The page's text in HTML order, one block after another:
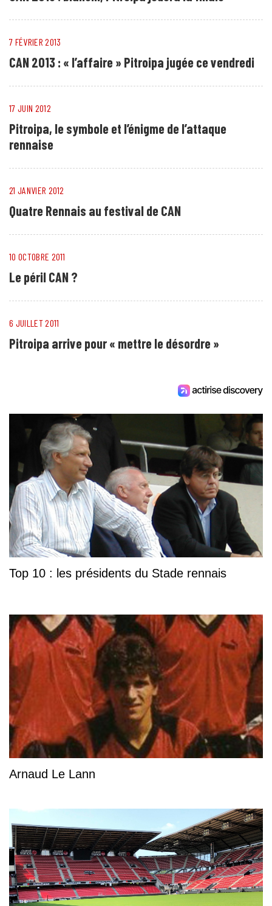
7 FÉVRIER 2013
CAN 2013 : « l’affaire » Pitroipa jugée ce vendredi
17 JUIN 2012
Pitroipa, le symbole et l’énigme de l’attaque
rennaise
21 JANVIER 2012
Quatre Rennais au festival de CAN
10 OCTOBRE 2011
Le péril CAN ?
6 JUILLET 2011
Pitroipa arrive pour « mettre le désordre »
Top 10 : les présidents du Stade rennais
Arnaud Le Lann